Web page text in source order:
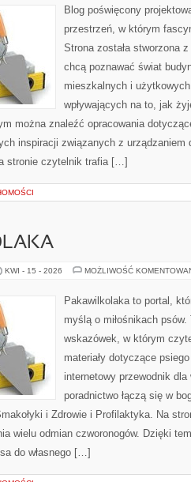
Blog poświęcony
przestrzeń, w którym
Strona została stworzona
chcą poznawać świat
mieszkalnych i
wpływających na to, jak
można znaleźć opracowania
inspiracji związanych z urządzaniem
stronie czytelnik trafia […]
KWI - 15 - 2026 MOŻLIWOŚĆ
Pakawilkolaka to portal,
myślą o miłośnikach
wskazówek, w którym
materiały dotyczące
internetowy przewodnik
poradnictwo łączą się w
i Zdrowie i Profilaktyka. Na
wielu odmian czworonogów. Dzięki
do własnego […]